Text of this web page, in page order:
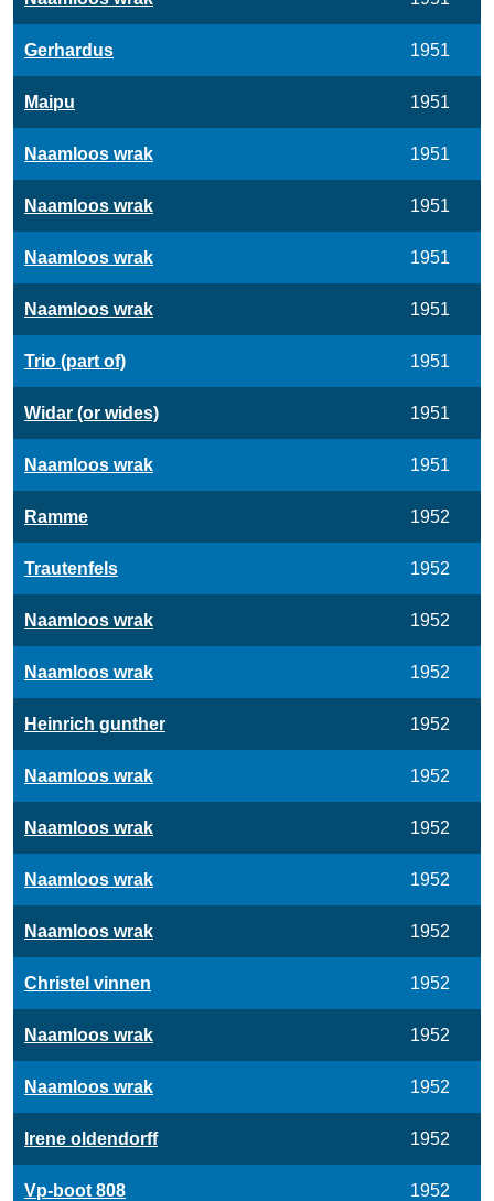
Gerhardus 1951
Maipu 1951
Naamloos wrak 1951
Naamloos wrak 1951
Naamloos wrak 1951
Naamloos wrak 1951
Trio (part of) 1951
Widar (or wides) 1951
Naamloos wrak 1951
Ramme 1952
Trautenfels 1952
Naamloos wrak 1952
Naamloos wrak 1952
Heinrich gunther 1952
Naamloos wrak 1952
Naamloos wrak 1952
Naamloos wrak 1952
Naamloos wrak 1952
Christel vinnen 1952
Naamloos wrak 1952
Naamloos wrak 1952
Irene oldendorff 1952
Vp-boot 808 1952